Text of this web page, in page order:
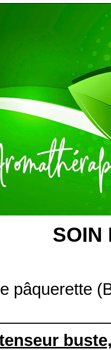
SOIN
pâquerette